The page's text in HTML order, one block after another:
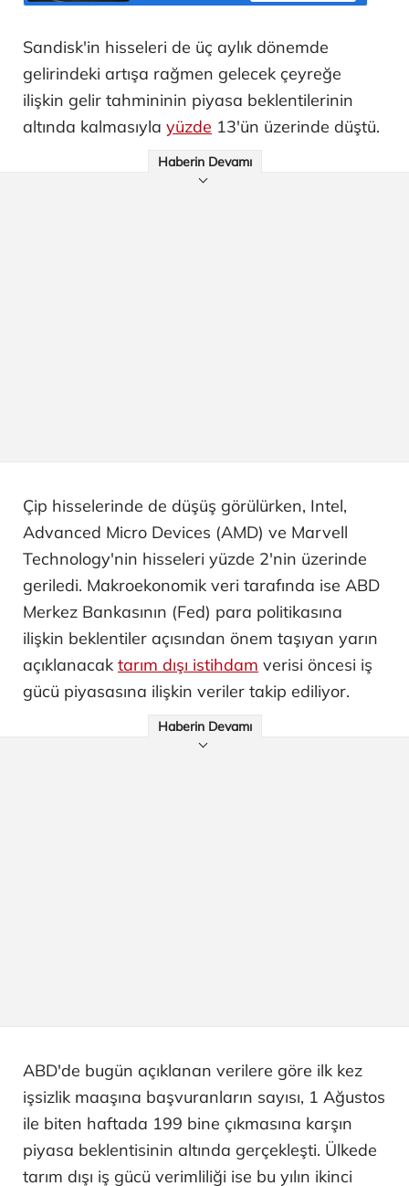
Sandisk'in hisseleri de üç aylık dönemde
gelirindeki artışa rağmen gelecek çeyreğe
ilişkin gelir tahmininin piyasa beklentilerinin
altında kalmasıyla yüzde 13'ün üzerinde düştü.
Haberin Devamı
Çip hisselerinde de düşüş görülürken, Intel,
Advanced Micro Devices (AMD) ve Marvell
Technology'nin hisseleri yüzde 2'nin üzerinde
geriledi. Makroekonomik veri tarafında ise ABD
Merkez Bankasının (Fed) para politikasına
ilişkin beklentiler açısından önem taşıyan yarın
açıklanacak tarım dışı istihdam verisi öncesi iş
gücü piyasasına ilişkin veriler takip ediliyor.
Haberin Devamı
ABD'de bugün açıklanan verilere göre ilk kez
işsizlik maaşına başvuranların sayısı, 1 Ağustos
ile biten haftada 199 bine çıkmasına karşın
piyasa beklentisinin altında gerçekleşti. Ülkede
tarım dışı iş gücü verimliliği ise bu yılın ikinci